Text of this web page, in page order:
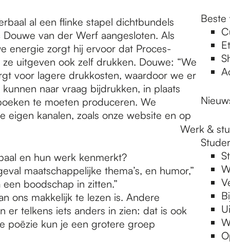
Beste
Werk &
al een flinke stapel dichtbundels
van der Werf aangesloten. Als
energie zorgt hij ervoor dat Proces-
uitgeven ook zelf drukken. Douwe: “We
voor lagere drukkosten, waardoor we er
naar vraag bijdrukken, in plaats
te moeten produceren. We
eigen kanalen, zoals onze website en op
en hun werk kenmerkt?
maatschappelijke thema’s, en humor,”
boodschap in zitten.”
ons makkelijk te lezen is. Andere
er telkens iets anders in zien: dat is ook
poëzie kun je een grotere groep